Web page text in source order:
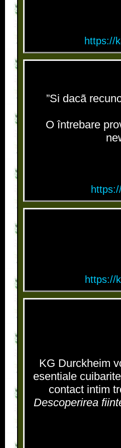
https://
”Si dacã
O întrebare
https://
KG Durckheim
esentiale
contact intim
Descoperirea